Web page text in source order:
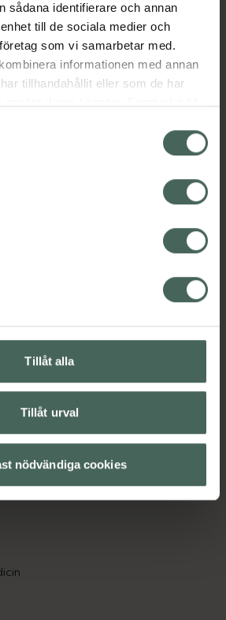
sådana identifierare och annan
till de sociala medier och
som vi samarbetar med.
informationen med annan
tillhandahållit eller som de har
via webbplatsens
Ett återkallat samtycke påverkar inte
som skett innan återkallelsen.
Tillåt alla
Tillåt urval
nödvändiga cookies
Dölj
här för dig. Du hittar oss från Skåne i
och online i mobilen och på
lite bättre. Välkommen att prata
retur